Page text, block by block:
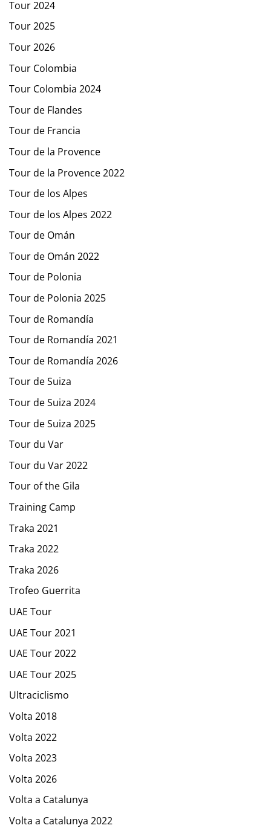
Tour 2024
Tour 2025
Tour 2026
Tour Colombia
Tour Colombia 2024
Tour de Flandes
Tour de Francia
Tour de la Provence
Tour de la Provence 2022
Tour de los Alpes
Tour de los Alpes 2022
Tour de Omán
Tour de Omán 2022
Tour de Polonia
Tour de Polonia 2025
Tour de Romandía
Tour de Romandía 2021
Tour de Romandía 2026
Tour de Suiza
Tour de Suiza 2024
Tour de Suiza 2025
Tour du Var
Tour du Var 2022
Tour of the Gila
Training Camp
Traka 2021
Traka 2022
Traka 2026
Trofeo Guerrita
UAE Tour
UAE Tour 2021
UAE Tour 2022
UAE Tour 2025
Ultraciclismo
Volta 2018
Volta 2022
Volta 2023
Volta 2026
Volta a Catalunya
Volta a Catalunya 2022